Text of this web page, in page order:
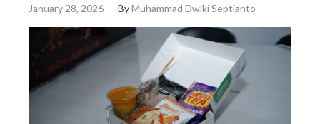
January 28, 2026 ByMuhammad Dwiki Septianto